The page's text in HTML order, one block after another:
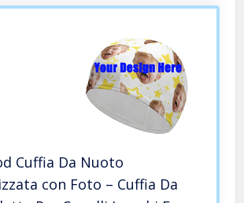
Cuffia Da Nuoto
con Foto – Cuffia Da